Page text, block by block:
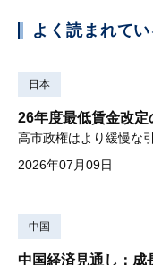
よく読まれて
日本
26年度最低賃金改
2026年07月09日
中国
中国経済見通し：成